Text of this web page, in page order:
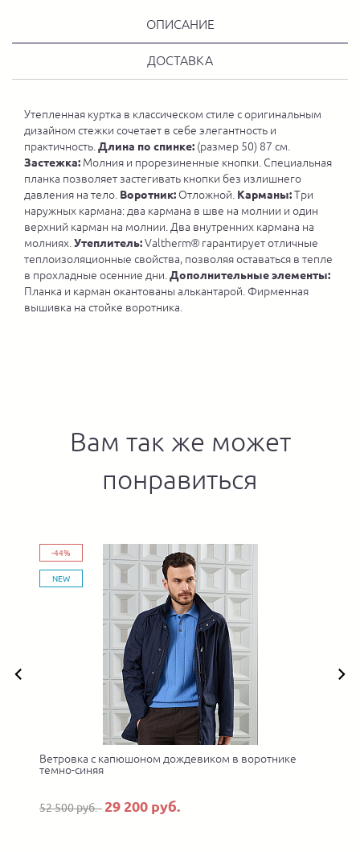
ОПИСАНИЕ
ДОСТАВКА
Утепленная куртка в классическом стиле с оригинальным
дизайном стежки сочетает в себе элегантность и
практичность. Длина по спинке: (размер 50) 87 см.
Застежка: Молния и прорезиненные кнопки. Специальная
планка позволяет застегивать кнопки без излишнего
давления на тело. Воротник: Отложной. Карманы:Три
наружных кармана: два кармана в шве на молнии и один
верхний карман на молнии. Два внутренних кармана на
молниях. Утеплитель:Valtherm® гарантирует отличные
теплоизоляционные свойства, позволяя оставаться в тепле
в прохладные осенние дни. Дополнительные элементы:
Планка и карман окантованы алькантарой. Фирменная
вышивка на стойке воротника.
Вам так же может
понравиться
-44%
NEW
Ветровка с капюшоном дождевиком в воротнике
темно-синяя
52 500 руб. 29 200 руб.